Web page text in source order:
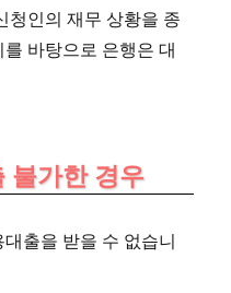
청인의 재무 상황을 종
바탕으로 은행은 대
불가한 경우
출을 받을 수 없습니